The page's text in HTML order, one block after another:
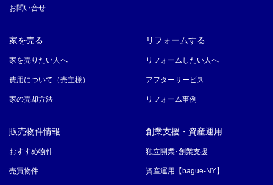
お問い合せ
家を売る
家を売りたい人へ
費用について（売主様）
家の売却方法
リフォームする
リフォームしたい人へ
アフターサービス
リフォーム事例
販売物件情報
おすすめ物件
売買物件
創業支援・資産運用
独立開業･創業支援
資産運用【bague-NY】